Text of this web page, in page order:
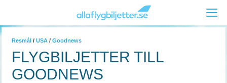
Resmål / USA / Goodnews
FLYGBILJETTER TILL
GOODNEWS